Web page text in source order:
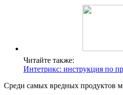
Читайте также:
Интетрикс: инструкция по
Среди самых вредных продуктов